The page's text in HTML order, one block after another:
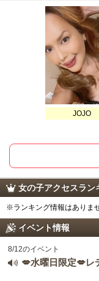
JOJO
女の子アクセスラン
※ランキング情報はありませ
イベント情報
8/12のイベント
💋水曜日限定💋レ